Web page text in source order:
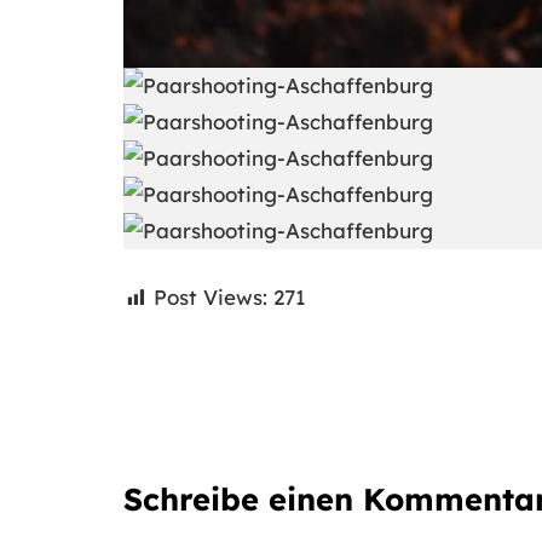
Post Views: 271
Schreibe einen